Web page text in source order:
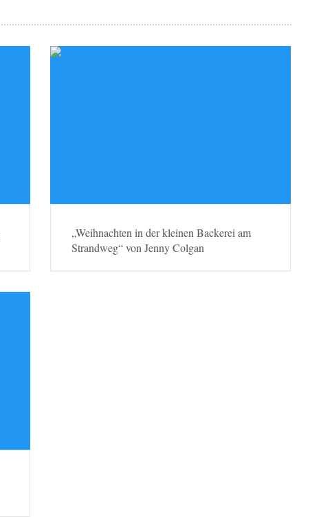
„Weihnachten in der kleinen Backerei am
Strandweg“ von Jenny Colgan